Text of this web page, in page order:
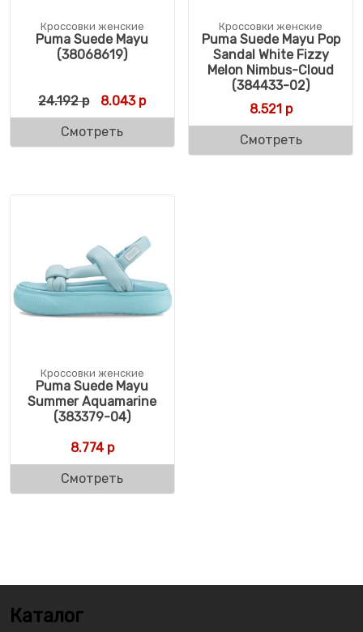
Кроссовки женские
Puma Suede Mayu
(38068619)
24.192р Первоначальная цена составляла 24.192
8.043рТекущая цена: 8.043 р.
Смотреть
Кроссовки женские
Puma Suede Mayu Pop
Sandal White Fizzy
Melon Nimbus-Cloud
(384433-02)
8.521 р
Смотреть
Кроссовки женские
Puma Suede Mayu
Summer Aquamarine
(383379-04)
8.774р
Смотреть
Каталог